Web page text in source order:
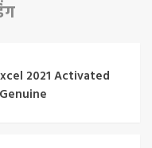
2021 Activated